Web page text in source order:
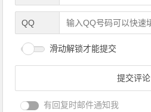
QQ
滑动解锁才能提交
有回复时邮件通知我